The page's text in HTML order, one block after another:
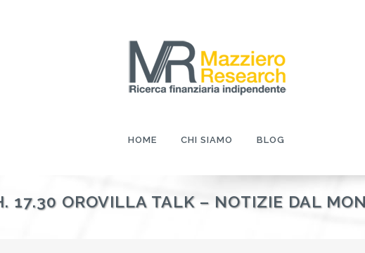
HOME CHI SIAMO BLOG
17.30 OROVILLA TALK – NOTIZIE DAL